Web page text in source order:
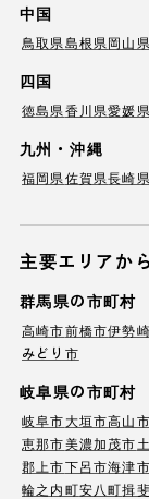
中国
鳥取県島根県岡山県
四国
徳島県香川県愛媛県
九州・沖縄
福岡県佐賀県長崎県
主要エリアか
群馬県の市町村
高崎市前橋市伊勢
みどり市
岐阜県の市町村
岐阜市大垣市高山市
恵那市美濃加茂市
郡上市下呂市海津市
輪之内町安八町揖